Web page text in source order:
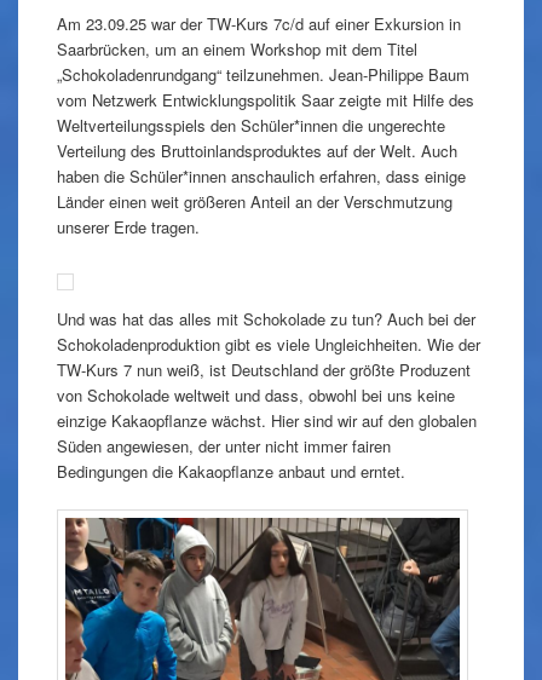
Am 23.09.25 war der TW-Kurs 7c/d auf einer Exkursion in
Saarbrücken, um an einem Workshop mit dem Titel
„Schokoladenrundgang“ teilzunehmen. Jean-Philippe Baum
vom Netzwerk Entwicklungspolitik Saar zeigte mit Hilfe des
Weltverteilungsspiels den Schüler*innen die ungerechte
Verteilung des Bruttoinlandsproduktes auf der Welt. Auch
haben die Schüler*innen anschaulich erfahren, dass einige
Länder einen weit größeren Anteil an der Verschmutzung
unserer Erde tragen.
Und was hat das alles mit Schokolade zu tun? Auch bei der
Schokoladenproduktion gibt es viele Ungleichheiten. Wie der
TW-Kurs 7 nun weiß, ist Deutschland der größte Produzent
von Schokolade weltweit und dass, obwohl bei uns keine
einzige Kakaopflanze wächst. Hier sind wir auf den globalen
Süden angewiesen, der unter nicht immer fairen
Bedingungen die Kakaopflanze anbaut und erntet.